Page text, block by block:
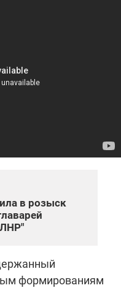
в розыск
формированиям